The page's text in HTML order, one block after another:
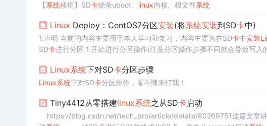
【系统移植】SD卡烧录uboot、 linux内核、根文件系统
Linux Deploy：CentOS7分区安装(将系统安装到SD卡中)
1.声明 当前的内容主要用于本人学习和复习，内容主要为在SD卡中安装
SD卡进行分区 1.开始进行分区操作(注意分区操作步骤不同就会导致写入
3.开始执行分区 安装分
Linux系统下对SD卡分区步骤
Linux系统下对SD卡分区操作，看不懂来打我！
Tiny4412从零搭建linux系统之从SD卡启动
https://blog.csdn.net/tech_pro/article/details/80269751这篇文章讲